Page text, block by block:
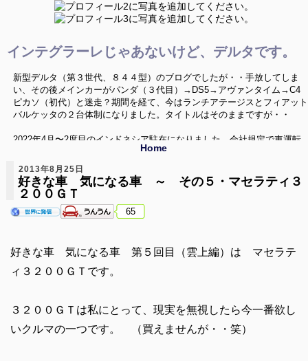
インテグラーレじゃあないけど、デルタです。
新型デルタ（第３世代、８４４型）のブログでしたが・・手放してしま
い、その後メインカーがパンダ（３代目）→DS5→アヴァンタイム→C4
ピカソ（初代）と迷走？期間を経て、今はランチアテージスとフィアット
バルケッタの２台体制になりました。タイトルはそのままですが・・
2022年4月〜2度目のインドネシア駐在になりました。会社規定で車運転
禁止という環境の中、なんとか車活が出来ないか、色々と模索していきた
いと思います。いつか帰国した時にはまた変態車を飼うぞ〜
ニューデルタ、Ｃ４ピカソ、バルケッタネタ以外に、海外のクルマ、珍し
い中古車、ミニカー（1/43）、シリーズネタ等でお送りしてます。
Home
2013年8月25日
好きな車 気になる車 ～ その５・マセラティ３
２００ＧＴ
65
好きな車 気になる車 第５回目（雲上編）は マセラテ
ィ３２００ＧＴです。
３２００ＧＴは私にとって、現実を無視したら今一番欲し
いクルマの一つです。 （買えませんが・・笑）